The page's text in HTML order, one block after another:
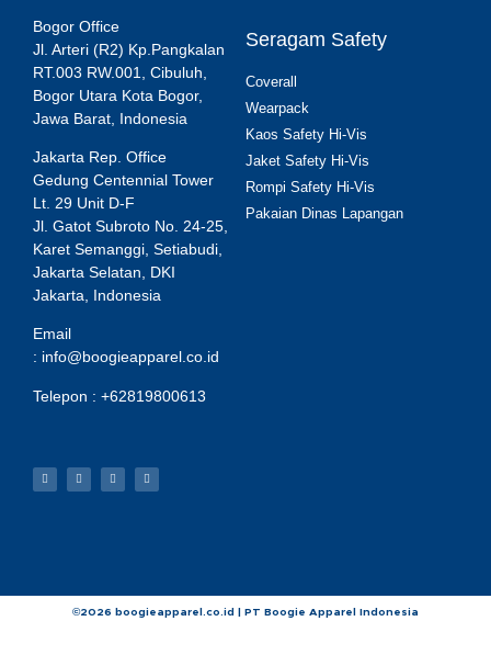
Bogor Office
Jl. Arteri (R2) Kp.Pangkalan
RT.003 RW.001, Cibuluh,
Bogor Utara Kota Bogor,
Jawa Barat, Indonesia
Jakarta Rep. Office
Gedung Centennial Tower
Lt. 29 Unit D-F
Jl. Gatot Subroto No. 24-25,
Karet Semanggi, Setiabudi,
Jakarta Selatan, DKI
Jakarta, Indonesia
Email
: info@boogieapparel.co.id
Telepon : +62819800613
Seragam Safety
Coverall
Wearpack
Kaos Safety Hi-Vis
Jaket Safety Hi-Vis
Rompi Safety Hi-Vis
Pakaian Dinas Lapangan
©2026 boogieapparel.co.id | PT Boogie Apparel Indonesia